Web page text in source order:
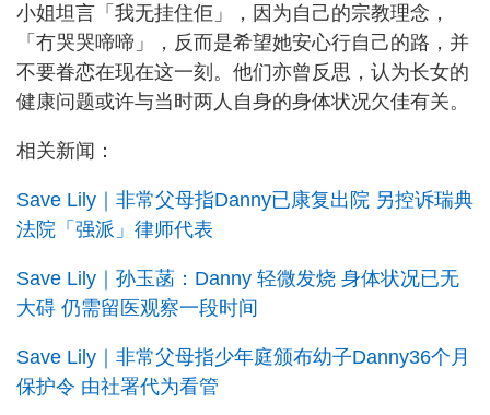
小姐坦言「我无挂住佢」，因为自己的宗教理念，
「冇哭哭啼啼」，反而是希望她安心行自己的路，并
不要眷恋在现在这一刻。他们亦曾反思，认为长女的
健康问题或许与当时两人自身的身体状况欠佳有关。
相关新闻：
Save Lily｜非常父母指Danny已康复出院 另控诉瑞典
法院「强派」律师代表
Save Lily｜孙玉菡：Danny 轻微发烧 身体状况已无
大碍 仍需留医观察一段时间
Save Lily｜非常父母指少年庭颁布幼子Danny36个月
保护令 由社署代为看管